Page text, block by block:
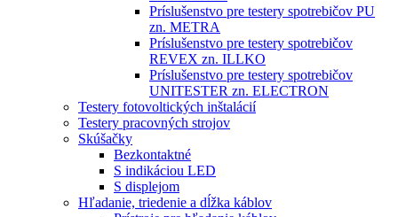
Príslušenstvo pre testery spotrebičov PU
zn. METRA
Príslušenstvo pre testery spotrebičov
REVEX zn. ILLKO
Príslušenstvo pre testery spotrebičov
UNITESTER zn. ELECTRON
Testery fotovoltických inštalácií
Testery pracovných strojov
Skúšačky
Bezkontaktné
S indikáciou LED
S displejom
Hľadanie, triedenie a dĺžka káblov